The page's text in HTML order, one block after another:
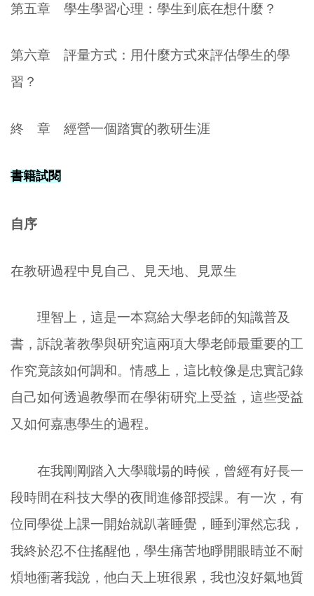
第五章 學生學習心理：學生到底在想什麼？
第六章
評量方式：用什麼方式來評估學生的學
習？
終 章 經營一個踏實的教研生涯
書籍試閱
自序
在教研過程中見自己、見天地、見眾生
理智上，這是一本寫給大學老師的知識普及
書，訴說著教學與研究這兩項大學老師最重要的工
作究竟該如何調和。情感上，這比較像是忠實記錄
自己如何透過教學而在學術研究上受益，這些受益
又如何嘉惠學生的過程。
在我剛剛踏入大學職場的時候，曾經有好長一
段時間在科技大學的夜間進修部授課。有一次，有
位同學從上課一開始就趴著睡覺，睡到渾然忘我，
我終於忍不住搖醒他，學生痛苦地睜開眼睛並不耐
煩地衝著我說，他白天上班很累，我也沒好氣地質